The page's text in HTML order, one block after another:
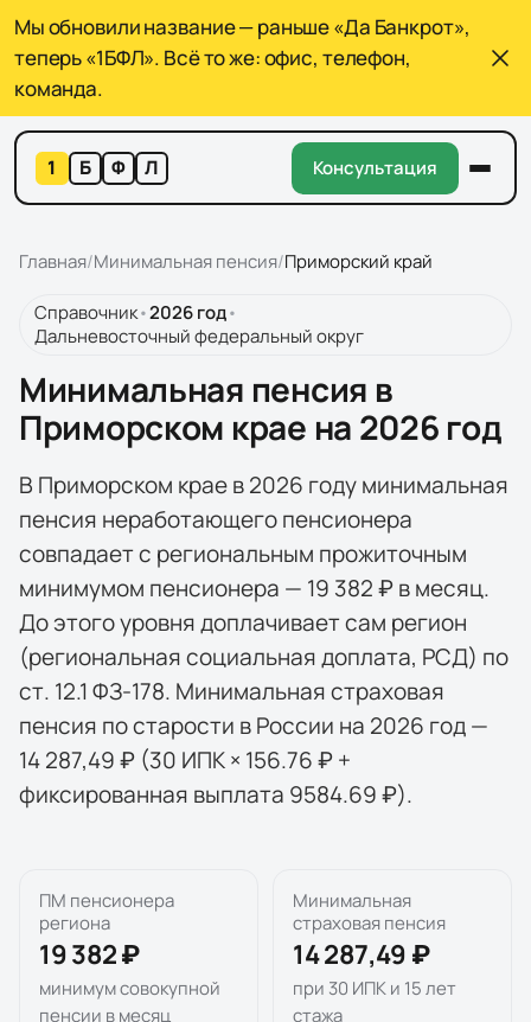
Мы обновили название — раньше «Да Банкрот»,
теперь «1БФЛ». Всё то же: офис, телефон,
команда.
1 Б Ф Л Консультация
Главная/Минимальная пенсия/Приморский край
Справочник•2026год•
Дальневосточный федеральный округ
Минимальная пенсия в
Приморском крае на 2026 год
В Приморском крае в 2026 году минимальная
пенсия неработающего пенсионера
совпадает с региональным прожиточным
минимумом пенсионера — 19 382 ₽ в месяц.
До этого уровня доплачивает сам регион
(региональная социальная доплата, РСД) по
ст. 12.1 ФЗ-178. Минимальная страховая
пенсия по старости в России на 2026 год —
14 287,49 ₽ (30 ИПК × 156.76 ₽ +
фиксированная выплата 9584.69 ₽).
ПМ пенсионера
региона
19 382 ₽
минимум совокупной
пенсии в месяц
Минимальная
страховая пенсия
14 287,49 ₽
при 30 ИПК и 15 лет
стажа